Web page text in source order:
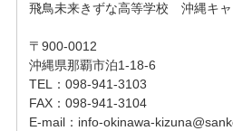
飛鳥未来きずな高等学校　沖縄キ
〒900-0012
沖縄県那覇市泊1-18-6
TEL：098-941-3103
FAX：098-941-3104
E-mail： info-okinawa-